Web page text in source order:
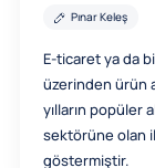
Pınar Keleş
E-ticaret ya da
üzerinden ürün
yılların popüler
sektörüne olan
göstermiştir.